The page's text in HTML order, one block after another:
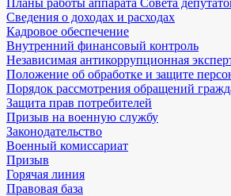
Планы работы аппарата Совета
Сведения о доходах и расходах
Кадровое обеспечение
Внутренний финансовый контроль
Независимая антикоррупционная
Положение об обработке и защите
Порядок рассмотрения обращений
Защита прав потребителей
Призыв на военную службу
Законодательство
Военный комиссариат
Призыв
Горячая линия
Правовая база